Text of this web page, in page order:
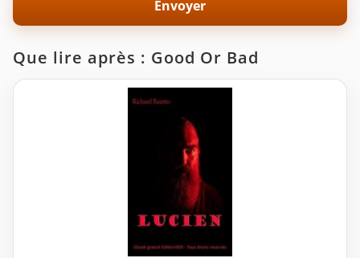
Que lire après : Good Or Bad